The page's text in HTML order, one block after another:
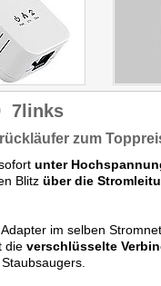
7links
zum
unter
Blitz über die
im selben
die verschlüsselte